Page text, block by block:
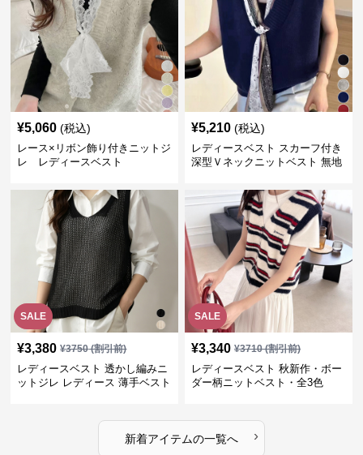
¥5,060 (税込)
レース×リボン飾り付きニットジ
レ レディースベスト
¥5,210 (税込)
レディースベスト スカーフ付き
深型Ｖネックニットベスト 無地
SALE
¥3,380 ¥3750(割引前)
レディースベスト 透かし編みニ
ットジレ レディース 薄手ベスト
SALE
¥3,340 ¥3710(割引前)
レディースベスト 秋新作・ボー
ダー柄ニットベスト・全3色
新着アイテムの一覧へ ›